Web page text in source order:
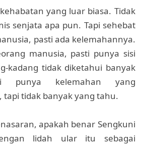
yang luar biasa. Tidak
senjata apa pun. Tapi sehebat
pasti ada kelemahannya.
manusia, pasti punya sisi
kadang tidak diketahui banyak
punya kelemahan yang
tapi tidak banyak yang tahu.
apakah benar Sengkuni
lidah ular itu sebagai